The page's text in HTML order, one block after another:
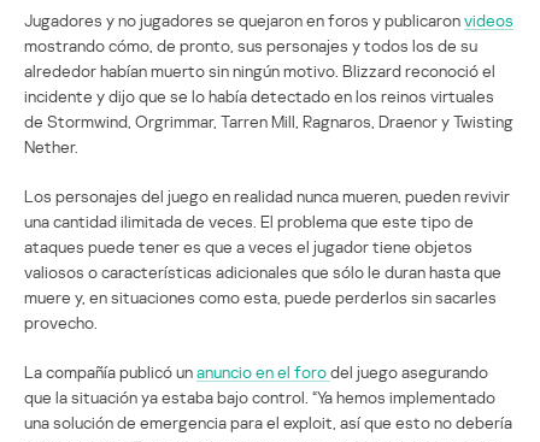
Jugadores y no jugadores se quejaron en foros y publicaronvideos
mostrando cómo, de pronto, sus personajes y todos los de su
alrededor habían muerto sin ningún motivo. Blizzard reconoció el
incidente y dijo que se lo había detectado en los reinos virtuales
de Stormwind, Orgrimmar, Tarren Mill, Ragnaros, Draenor y Twisting
Nether.
Los personajes del juego en realidad nunca mueren, pueden revivir
una cantidad ilimitada de veces. El problema que este tipo de
ataques puede tener es que a veces el jugador tiene objetos
valiosos o características adicionales que sólo le duran hasta que
muere y, en situaciones como esta, puede perderlos sin sacarles
provecho.
La compañía publicó unanuncio en el forodel juego asegurando
que la situación ya estaba bajo control. “Ya hemos implementado
una solución de emergencia para el exploit, así que esto no debería